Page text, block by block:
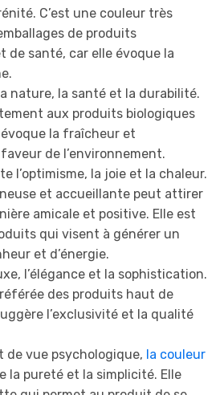
C’est une couleur très
de produits
de santé, car elle évoque la
nature, la santé et la durabilité.
aux produits biologiques
la fraîcheur et
de l’environnement.
l’optimisme, la joie et la chaleur.
et accueillante peut attirer
amicale et positive. Elle est
qui visent à générer un
et d’énergie.
l’élégance et la sophistication.
des produits haut de
l’exclusivité et la qualité
de vue psychologique, la couleur
la pureté et la simplicité. Elle